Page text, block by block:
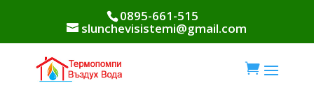
0895-661-515
slunchevisistemi@gmail.com
